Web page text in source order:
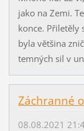
jako na Zemi.
konce. Přiletěly
byla většina
temných sil v
Záchranné
08.08.2021